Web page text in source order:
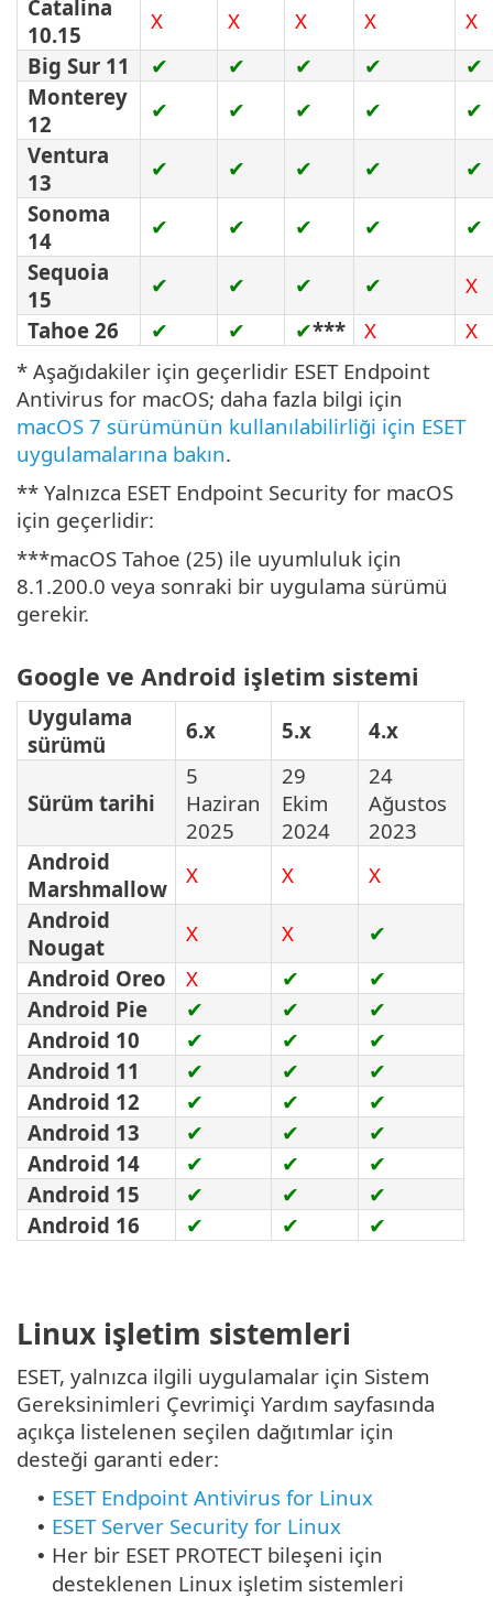
Catalina
10.15
X X X X
X
Big Sur 11
✔ ✔ ✔ ✔
✔
Monterey
12
✔ ✔ ✔ ✔
✔
Ventura
13
✔ ✔ ✔ ✔
✔
Sonoma
14
✔ ✔ ✔ ✔
✔
Sequoia
15
✔ ✔ ✔ ✔
X
Tahoe 26
✔ ✔ ✔*** X
X
* Aşağıdakiler için geçerlidir ESET Endpoint
Antivirus for macOS; daha fazla bilgi için
macOS 7 sürümünün kullanılabilirliği için ESET
uygulamalarına bakın.
** Yalnızca ESET Endpoint Security for macOS
için geçerlidir:
***macOS Tahoe (25) ile uyumluluk için
8.1.200.0 veya sonraki bir uygulama sürümü
gerekir.
Google ve Android işletim sistemi
Uygulama
sürümü
6.x 5.x 4.x
Sürüm tarihi
5
Haziran
2025
29
Ekim
2024
24
Ağustos
2023
Android
Marshmallow
X X
X
Android
Nougat
X X
✔
Android Oreo
X ✔
✔
Android Pie
✔ ✔
✔
Android 10
✔ ✔
✔
Android 11
✔ ✔
✔
Android 12
✔ ✔
✔
Android 13
✔ ✔
✔
Android 14
✔ ✔
✔
Android 15
✔ ✔
✔
Android 16
✔ ✔ ✔
Linux işletim sistemleri
ESET, yalnızca ilgili uygulamalar için Sistem
Gereksinimleri Çevrimiçi Yardım sayfasında
açıkça listelenen seçilen dağıtımlar için
desteği garanti eder:
• ESET Endpoint Antivirus for Linux
• ESET Server Security for Linux
• Her bir ESET PROTECT bileşeni için
desteklenen Linux işletim sistemleri